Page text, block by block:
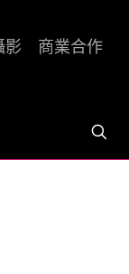
影 商業合作